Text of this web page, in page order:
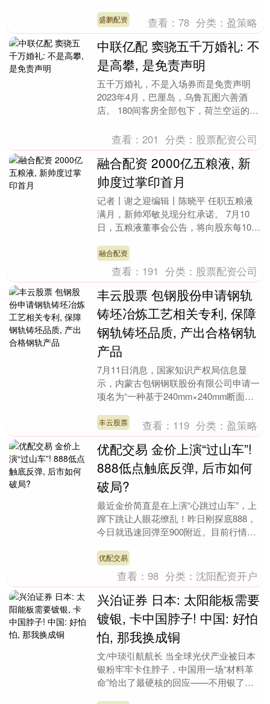
影《好莱....
盛鹏配资 查看：78 分类：盈策略
中联亿配 窦骁五千万婚礼: 不
是高攀, 是免责声明
五千万婚礼，不是入场券而是免责声明
2023年4月，巴厘岛，乌鲁瓦图六善酒
店。 180间客房全部包下，荷兰空运的鲜
定制粉钻....
查看：201 分类： 股票配资公司
融合配资 2000亿五粮液, 新
帅度过掌印首月
记者丨谢之迎编辑丨陈晓平 任职五粮液
满月，新帅邓敏兑现分红承诺。 7月10
日，五粮液董事会公告，将向股东每10股
发现金1....
融合配资
查看： 191 分类： 股票配资公司
丰云股票 包钢股份申请钢轨
铸坯冶炼工艺相关专利, 保障
钢轨铸坯品质, 产出合格钢轨
产品
7月11日消息，国家知识产权局信息显
示，内蒙古包钢钢联股份有限公司申请一
项名为“一种基于240mm×240mm断面生
请公布号....
丰云股票 查看： 119 分类：盈策略
优配交易 金价上演“过山车”!
888低点触底反弹, 后市如何
破局?
最近金价简直是在上演“心跳过山车”，上
蹿下跳让人眼花缭乱！昨日刚探底888，
今日就迅速回弹至900附近。目前行情被
擦的....
优配交易
查看：98 分类：沈阳配资开户
兴泊证券 日本: 太阳能板需要
镀银, 卡中国脖子! 中国: 好怕
怕, 那我换成铜
文/中琰引航航长 当全球光伏产业被日本
银粉牢牢卡住脖子，中国用一场“材料革
命”给出了最硬核的回应——不用银了，